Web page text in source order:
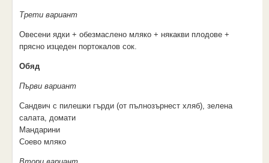
Трети вариант
Овесени ядки + обезмаслено мляко + някакви плодове +
прясно изцеден портокалов сок.
Обяд
Първи вариант
Сандвич с пилешки гърди (от пълнозърнест хляб), зелена
салата, домати
Мандарини
Соево мляко